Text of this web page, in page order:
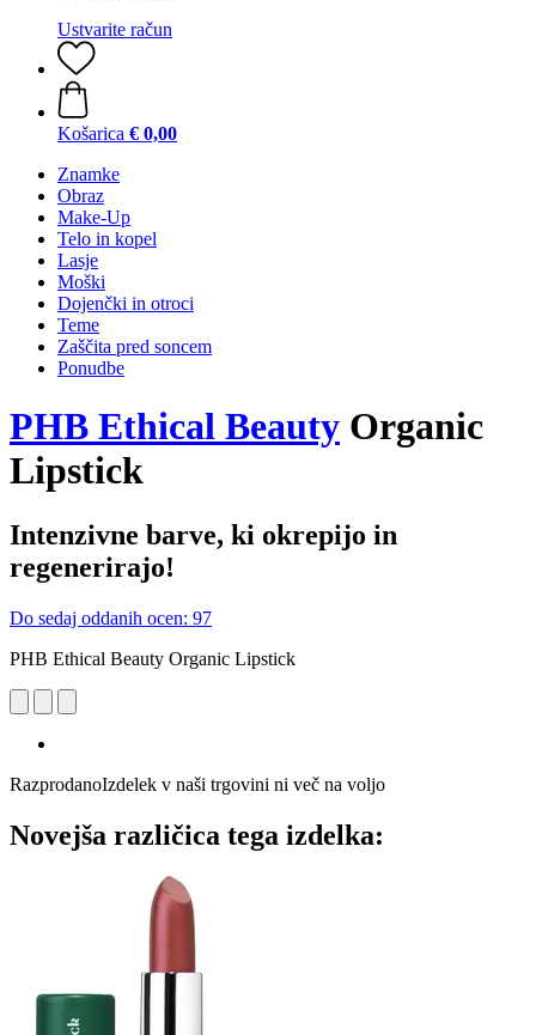
Ustvarite račun
Košarica € 0,00
Znamke
Obraz
Make-Up
Telo in kopel
Lasje
Moški
Dojenčki in otroci
Teme
Zaščita pred soncem
Ponudbe
PHB Ethical Beauty Organic
Lipstick
Intenzivne barve, ki okrepijo in
regenerirajo!
Do sedaj oddanih ocen: 97
PHB Ethical Beauty Organic Lipstick
RazprodanoIzdelek v naši trgovini ni več na voljo
Novejša različica tega izdelka: